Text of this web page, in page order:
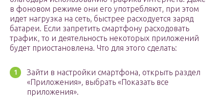
в фоновом режиме они его употребляют, при этом
идет нагрузка на сеть, быстрее расходуется заряд
батареи. Если запретить смартфону расходовать
трафик, то и деятельность некоторых приложений
будет приостановлена. Что для этого сделать:
Зайти в настройки смартфона, открыть раздел
«Приложения», выбрать «Показать все
приложения».